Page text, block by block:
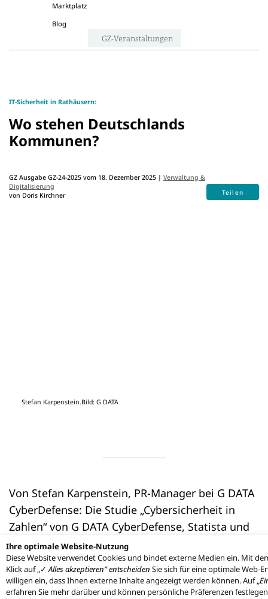
Marktplatz
Blog
GZ-Veranstaltungen
IT-Sicherheit in Rathäusern:
Wo stehen Deutschlands
Kommunen?
GZ Ausgabe GZ-24-2025 vom 18. Dezember 2025 | Verwaltung &
Digitalisierung
von Doris Kirchner
Teilen
Stefan Karpenstein.Bild: G DATA
Von Stefan Karpenstein, PR-Manager bei G DATA
CyberDefense: Die Studie „Cybersicherheit in
Zahlen“ von G DATA CyberDefense, Statista und
brand eins untersucht den Stand der IT-
Sicherheit in deutschen Kommunen und liefert
erstmals ein differenziertes Lagebild für die
öffentliche Verwaltung. Die Ergebnisse zeigen:
Ihre optimale Website-Nutzung
Diese Website verwendet Cookies und bindet externe Medien ein. Mit
Klick auf „✓Alles akzeptieren“ entscheiden Sie sich für eine optimale Web-
willigen ein, dass Ihnen externe Inhalte angezeigt werden können. Auf „
erfahren Sie mehr darüber und können persönliche Präferenzen